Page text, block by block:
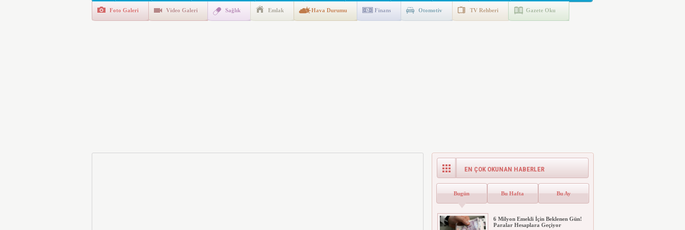
Polis Akademisi İç Güvenlik Fakültesine 350 Öğrenci Alınacak
Foto Galeri Video Galeri Sağlık Emlak Hava Durumu Finans Otomotiv TV Rehberi Gazete Oku
EN ÇOK OKUNAN HABERLER
Bugün Bu Hafta Bu Ay
6 Milyon Emekli İçin Beklenen Gün!
Paralar Hesaplara Geçiyor